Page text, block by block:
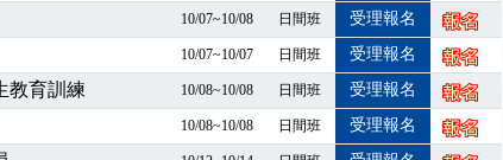
10/07~10/08 日間班 受理報名
10/07~10/07 日間班 受理報名
教育訓練 10/08~10/08 日間班 受理報名
10/08~10/08 日間班 受理報名